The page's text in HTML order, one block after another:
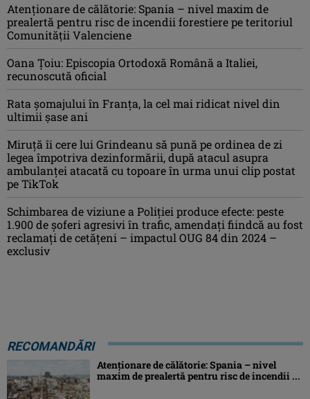
Atenţionare de călătorie: Spania – nivel maxim de
prealertă pentru risc de incendii forestiere pe teritoriul
Comunităţii Valenciene
Oana Ţoiu: Episcopia Ortodoxă Română a Italiei,
recunoscută oficial
Rata şomajului în Franța, la cel mai ridicat nivel din
ultimii şase ani
Miruţă îi cere lui Grindeanu să pună pe ordinea de zi
legea împotriva dezinformării, după atacul asupra
ambulanței atacată cu topoare în urma unui clip postat
pe TikTok
Schimbarea de viziune a Poliţiei produce efecte: peste
1.900 de şoferi agresivi în trafic, amendaţi fiindcă au fost
reclamaţi de cetăţeni – impactul OUG 84 din 2024 –
exclusiv
RECOMANDĂRI
Atenţionare de călătorie: Spania – nivel
maxim de prealertă pentru risc de incendii ...